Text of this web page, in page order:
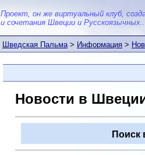
Проект, он же виртуальный клуб,
и сочетания Швеции и
Шведская Пальма>Информация>
Новости в
Поиск